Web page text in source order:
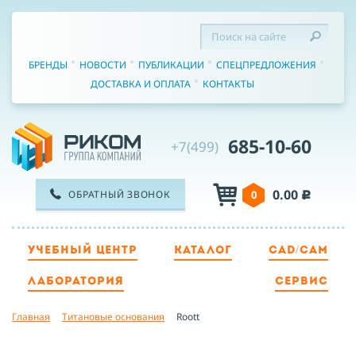
БРЕНДЫ НОВОСТИ ПУБЛИКАЦИИ
СПЕЦПРЕДЛОЖЕНИЯ
ДОСТАВКА И ОПЛАТА
КОНТАКТЫ
+7(499) 685-10-60
ОБРАТНЫЙ ЗВОНОК 0 0.00 c
УЧЕБНЫЙ ЦЕНТР КАТАЛОГ CAD/CAM
ЛАБОРАТОРИЯ СЕРВИС
Главная Титановые основания Roott